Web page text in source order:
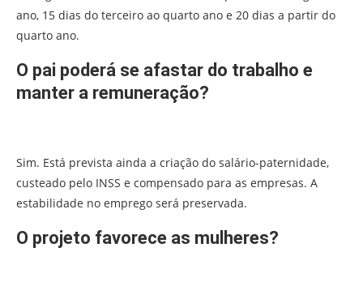
ano, 15 dias do terceiro ao quarto ano e 20 dias a partir do
quarto ano.
O pai poderá se afastar do trabalho e
manter a remuneração?
Sim. Está prevista ainda a criação do salário-paternidade,
custeado pelo INSS e compensado para as empresas. A
estabilidade no emprego será preservada.
O projeto favorece as mulheres?